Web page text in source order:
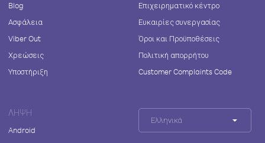
Blog
Ασφάλεια
Viber Out
Χρεώσεις
Υποστήριξη
Επιχειρηματικό κέντρο
Ευκαιρίες συνεργασίας
Όροι και Προϋποθέσεις
Πολιτική απορρήτου
Customer Complaints Code
ΛΉΨΗ
Android
Ελληνικά